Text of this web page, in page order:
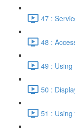
47 :
48 :
49 : Using
50 :
51 : Using